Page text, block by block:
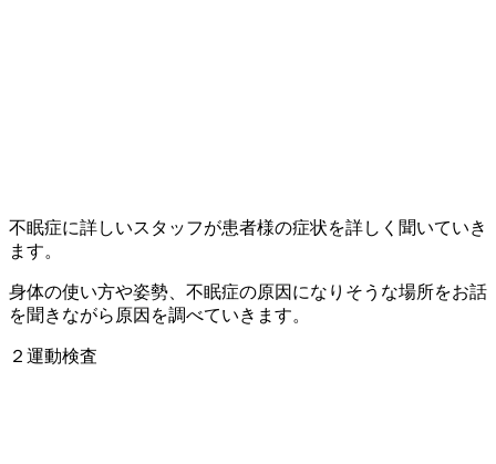
不眠症に詳しいスタッフが患者様の症状を詳しく聞いていき
ます。
身体の使い方や姿勢、不眠症の原因になりそうな場所をお話
を聞きながら原因を調べていきます。
２運動検査